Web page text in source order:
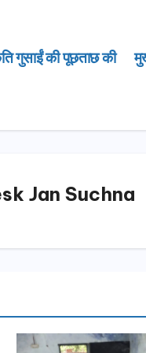
गुसाईं की पूछताछ की
Jan Suchna